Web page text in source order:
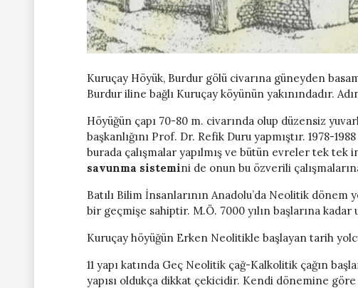
Kuruçay Höyük, Burdur gölü civarına güneyden
Burdur iline bağlı Kuruçay köyünün yakınındadır.
Höyüğün çapı 70-80 m. civarında olup düzensiz
başkanlığını Prof. Dr. Refik Duru yapmıştır. 1978-
burada çalışmalar yapılmış ve bütün evreler tek
savunma sistemini de onun bu özverili
Batılı Bilim İnsanlarının Anadolu’da Neolitik dönem
bir geçmişe sahiptir. M.Ö. 7000 yılın başlarına
Kuruçay höyüğün Erken Neolitikle başlayan tarih
11 yapı katında Geç Neolitik çağ-Kalkolitik çağın
yapısı oldukça dikkat çekicidir. Kendi dönemine